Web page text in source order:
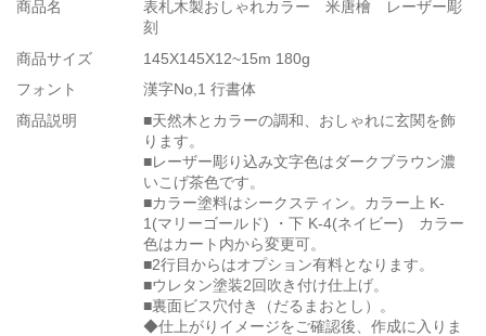
商品名
表札木製おしゃれカラー 米唐檜 レーザー彫
刻
商品サイズ
145X145X12~15m 180g
フォント
漢字No,1 行書体
商品説明
■天然木とカラーの調和、おしゃれに玄関を飾
ります。
■レーザー彫り込み文字色はダークブラウン濃
いこげ茶色です。
■カラー塗料はシークスティン。カラー上 K-
1(マリーゴールド) ・下 K-4(ネイビー) カラー
色はカート内から変更可。
■2行目からはオプション有料となります。
■ウレタン塗装2回吹き付け仕上げ。
■裏面ビス穴付き（だるまおとし）。
◆仕上がりイメージをご確認後、作成に入りま